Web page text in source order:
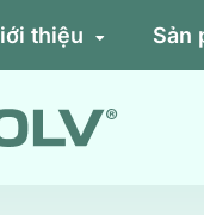
thiệu Sản